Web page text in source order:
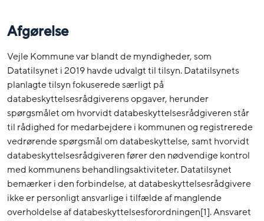
Afgørelse
Vejle Kommune var blandt de myndigheder, som
Datatilsynet i 2019 havde udvalgt til tilsyn. Datatilsynets
planlagte tilsyn fokuserede særligt på
databeskyttelsesrådgiverens opgaver, herunder
spørgsmålet om hvorvidt databeskyttelsesrådgiveren står
til rådighed for medarbejdere i kommunen og registrerede
vedrørende spørgsmål om databeskyttelse, samt hvorvidt
databeskyttelsesrådgiveren fører den nødvendige kontrol
med kommunens behandlingsaktiviteter. Datatilsynet
bemærker i den forbindelse, at databeskyttelsesrådgivere
ikke er personligt ansvarlige i tilfælde af manglende
overholdelse af databeskyttelsesforordningen[1]. Ansvaret